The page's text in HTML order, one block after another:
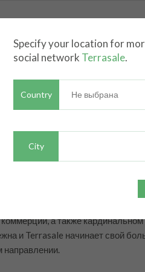
а также
и Terrasale начинает свой
Specify your location for
social network Terrasale.
Country Не выбрана
City